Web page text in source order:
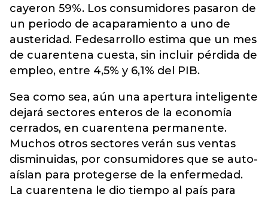
cayeron 59%. Los consumidores pasaron de
un periodo de acaparamiento a uno de
austeridad. Fedesarrollo estima que un mes
de cuarentena cuesta, sin incluir pérdida de
empleo, entre 4,5% y 6,1% del PIB.
Sea como sea, aún una apertura inteligente
dejará sectores enteros de la economía
cerrados, en cuarentena permanente.
Muchos otros sectores verán sus ventas
disminuidas, por consumidores que se auto-
aíslan para protegerse de la enfermedad.
La cuarentena le dio tiempo al país para